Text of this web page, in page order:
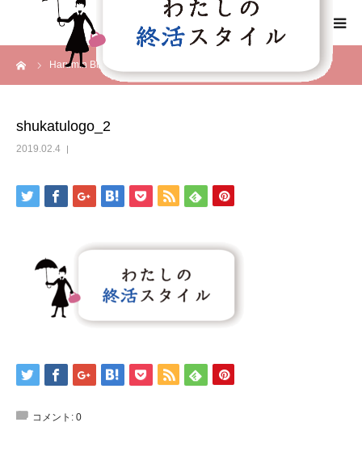
Harumin Blog
shukatulogo_2
2019.02.4
コメント: 0
HOME
事業内容
メディア